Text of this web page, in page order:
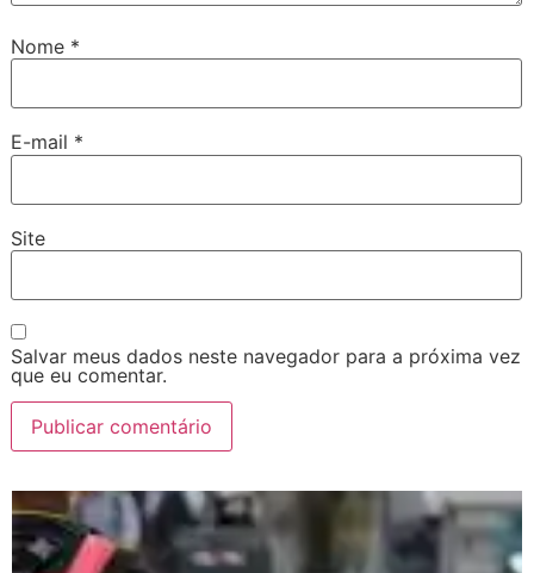
Nome *
E-mail *
Site
Salvar meus dados neste navegador para a próxima vez
que eu comentar.